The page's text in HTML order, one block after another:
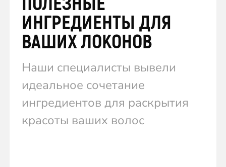
ИНГРЕДИЕНТЫ ДЛЯ
ВАШИХ ЛОКОНОВ
Наши специалисты вывели
идеальное сочетание
ингредиентов для раскрытия
красоты ваших волос